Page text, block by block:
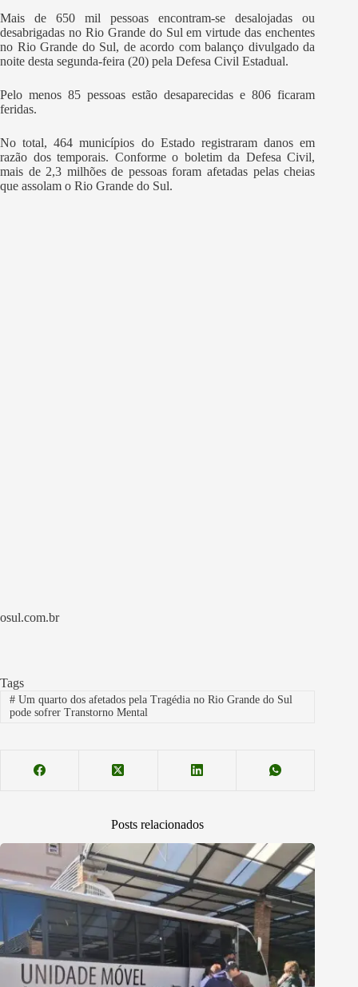
Mais de 650 mil pessoas encontram-se desalojadas ou
desabrigadas no Rio Grande do Sul em virtude das enchentes
no Rio Grande do Sul, de acordo com balanço divulgado da
noite desta segunda-feira (20) pela Defesa Civil Estadual.
Pelo menos 85 pessoas estão desaparecidas e 806 ficaram
feridas.
No total, 464 municípios do Estado registraram danos em
razão dos temporais. Conforme o boletim da Defesa Civil,
mais de 2,3 milhões de pessoas foram afetadas pelas cheias
que assolam o Rio Grande do Sul.
osul.com.br
Tags
#Um quarto dos afetados pela Tragédia no Rio Grande do Sul
pode sofrer Transtorno Mental
Posts relacionados